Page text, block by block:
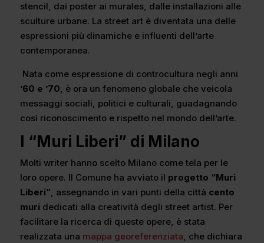
stencil, dai poster ai murales, dalle installazioni alle
sculture urbane. La street art è diventata una delle
espressioni più dinamiche e influenti dell’arte
contemporanea.
Nata come espressione di controcultura negli anni
’60 e ’70, è ora un fenomeno globale che veicola
messaggi sociali, politici e culturali, guadagnando
così riconoscimento e rispetto nel mondo dell’arte.
I “Muri Liberi” di Milano
Molti writer hanno scelto Milano come tela per le
loro opere. Il Comune ha avviato il progetto “Muri
Liberi”, assegnando in vari punti della città cento
muri dedicati alla creatività degli street artist. Per
facilitare la ricerca di queste opere, è stata
realizzata una mappa georeferenziata, che dichiara